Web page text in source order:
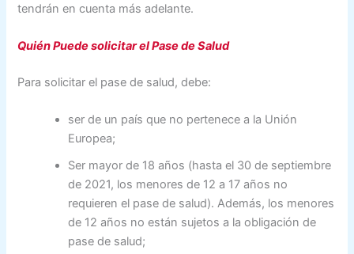
tendrán en cuenta más adelante.
Quién Puede solicitar el Pase de Salud
Para solicitar el pase de salud, debe:
ser de un país que no pertenece a la Unión
Europea;
Ser mayor de 18 años (hasta el 30 de septiembre
de 2021, los menores de 12 a 17 años no
requieren el pase de salud). Además, los menores
de 12 años no están sujetos a la obligación de
pase de salud;